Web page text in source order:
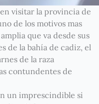
visitar la provincia de
de los motivos mas
que va desde sus
de la bahía de cadiz, el
de la raza
contundentes de
un imprescindible si